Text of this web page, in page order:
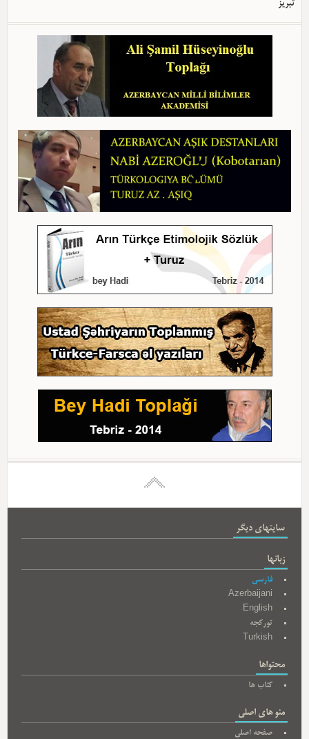
تبریز
سایتهای دیگر
زبانها
فارسی
Azerbaijani
English
تورکجه
Turkish
محتواها
کتاب ها
منو های اصلی
صفحه اصلی